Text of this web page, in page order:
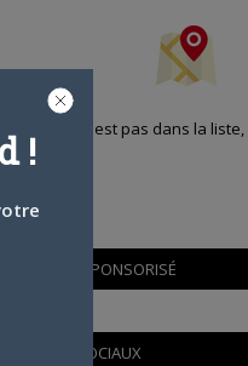
Si votre ville n'est pas dans la liste,
CONTENU SPONSORISÉ
RÉSEAUX SOCIAUX
!